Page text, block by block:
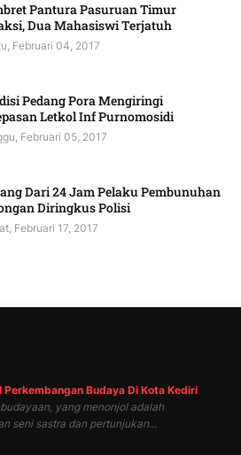
Pantura Pasuruan Timur
Dua Mahasiswi Terjatuh
Februari 04, 2017
Pedang Pora Mengiringi
Letkol Inf Purnomosidi
Februari 05, 2017
Dari 24 Jam Pelaku Pembunuhan
Diringkus Polisi
Februari 17, 2017
Perkembangan Budaya Di Kota Kediri
yang menonjol adalah
seni sastra dan pertunjukan...